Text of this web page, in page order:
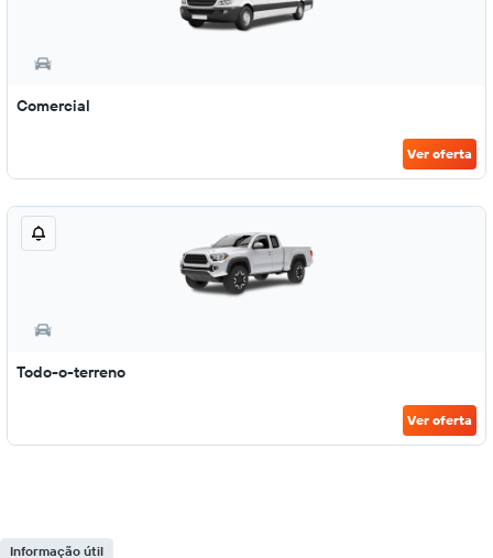
Comercial
Ver oferta
Todo-o-terreno
Ver oferta
Informação útil